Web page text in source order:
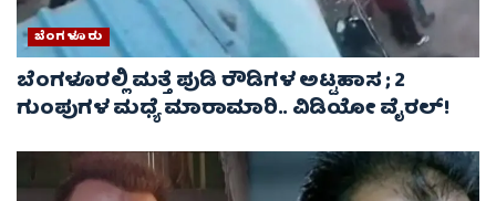
ಬೆಂಗಳೂರು
ಬೆಂಗಳೂರಲ್ಲಿ ಮತ್ತೆ ಪುಡಿ ರೌಡಿಗಳ ಅಟ್ಟಹಾಸ ; 2
ಗುಂಪುಗಳ ಮಧ್ಯೆ ಮಾರಾಮಾರಿ.. ವಿಡಿಯೋ ವೈರಲ್‌!